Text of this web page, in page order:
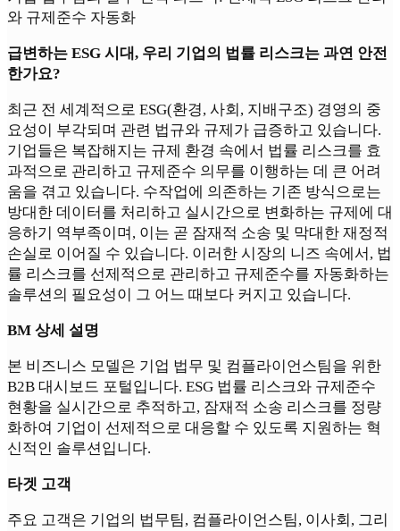
와 규제준수 자동화
급변하는 ESG 시대, 우리 기업의 법률 리스크는 과연 안전
한가요?
최근 전 세계적으로 ESG(환경, 사회, 지배구조) 경영의 중
요성이 부각되며 관련 법규와 규제가 급증하고 있습니다.
기업들은 복잡해지는 규제 환경 속에서 법률 리스크를 효
과적으로 관리하고 규제준수 의무를 이행하는 데 큰 어려
움을 겪고 있습니다. 수작업에 의존하는 기존 방식으로는
방대한 데이터를 처리하고 실시간으로 변화하는 규제에 대
응하기 역부족이며, 이는 곧 잠재적 소송 및 막대한 재정적
손실로 이어질 수 있습니다. 이러한 시장의 니즈 속에서, 법
률 리스크를 선제적으로 관리하고 규제준수를 자동화하는
솔루션의 필요성이 그 어느 때보다 커지고 있습니다.
BM 상세 설명
본 비즈니스 모델은 기업 법무 및 컴플라이언스팀을 위한
B2B 대시보드 포털입니다. ESG 법률 리스크와 규제준수
현황을 실시간으로 추적하고, 잠재적 소송 리스크를 정량
화하여 기업이 선제적으로 대응할 수 있도록 지원하는 혁
신적인 솔루션입니다.
타겟 고객
주요 고객은 기업의 법무팀, 컴플라이언스팀, 이사회, 그리